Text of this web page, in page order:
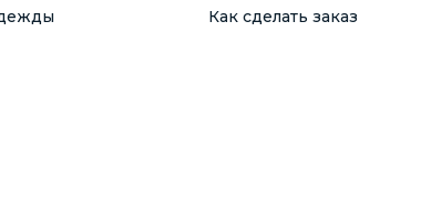
Как сделать заказ